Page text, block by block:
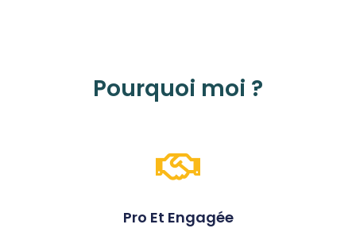
Pourquoi moi ?
Pro Et Engagée